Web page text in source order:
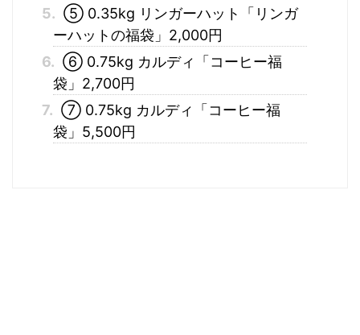
5. ⑤ 0.35kg リンガーハット「リンガ
ーハットの福袋」2,000円
6. ⑥ 0.75kg カルディ「コーヒー福
袋」2,700円
7. ⑦ 0.75kg カルディ「コーヒー福
袋」5,500円